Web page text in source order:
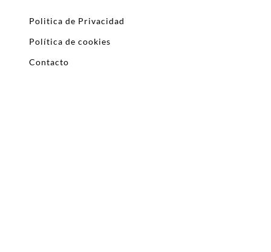
Politica de Privacidad
Política de cookies
Contacto